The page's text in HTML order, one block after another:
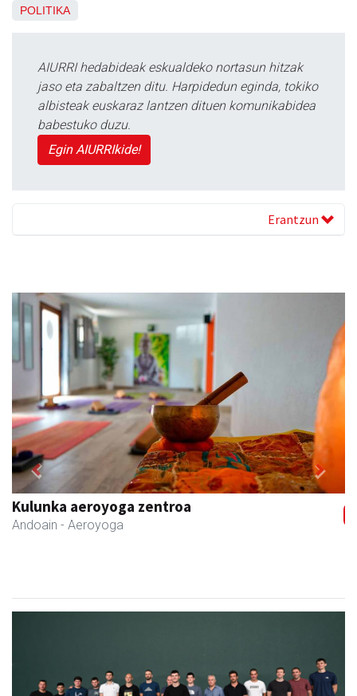
POLITIKA
AIURRI hedabideak eskualdeko nortasun hitzak
jaso eta zabaltzen ditu. Harpidedun eginda, tokiko
albisteak euskaraz lantzen dituen komunikabidea
babestuko duzu.
Egin AIURRIkide!
Erantzun
Kulunka aeroyoga zentroa
Andoain - Aeroyoga
Previous Next